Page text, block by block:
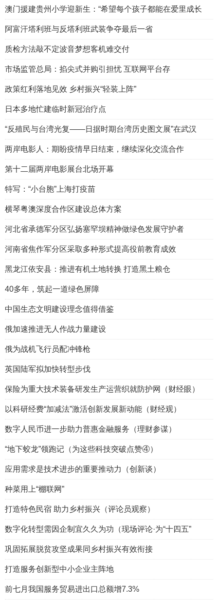
澳门援建贵州小学迎新生：“希望每个孩子都能在爱里成长
阿富汗塔利班与反塔利班武装争夺最后一省
质检方法敲不定波音梦想客机难交付
市场监管总局：掐尖式并购引担忧 互联网平台存
政策红利落地见效 乡村振兴“轻装上阵”
日本多地忙建临时新冠治疗点
“反殖民与台湾光复——日据时期台湾历史图文展”在武汉
两岸电影人：期盼疫情早日结束，继续深化交流合作
第十二届两岸电影展台北场开幕
特写：“小台胞”上海打疫苗
横琴粤澳深度合作区建设总体方案
河北省承德军分区弘扬塞罕坝精神做绿色发展守护者
河南省焦作军分区采取多种形式提高役前教育成效
黑龙江依安县：推进有机土地转换 打造黑土粮仓
40多年，筑起一道绿色屏障
中国生态文明建设理念值得借鉴
俄加速推进无人作战力量建设
俄为战机飞行员配冲锋枪
英国陆军拟加快转型步伐
保险为重大技术装备研发生产运营织就防护网（财经眼）
以科研经费“加减法”激活创新发展新动能（财经观）
数字人民币进一步助力普惠金融服务（理财参谋）
“地下蛟龙”领跑记（为这些科技突破点赞④）
应用需求是技术进步的重要推动力（创新谈）
种菜用上“棚联网”
打造特色民宿 助力乡村振兴（评论员观察）
数字化转型需因企制宜久久为功（现场评论·为“十四五”
巩固拓展脱贫攻坚成果同乡村振兴有效衔接
打造服务创新型中小企业主阵地
前七月我国服务贸易进出口总额增7.3%